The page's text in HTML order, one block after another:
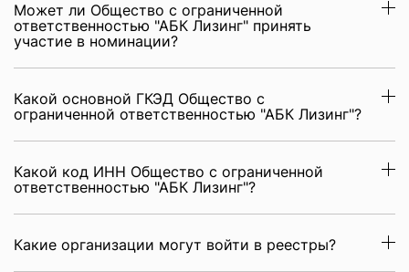
Может ли Общество с ограниченной
ответственностью "АБК Лизинг" принять
участие в номинации?
Какой основной ГКЭД Общество с
ограниченной ответственностью "АБК Лизинг"?
Какой код ИНН Общество с ограниченной
ответственностью "АБК Лизинг"?
Какие организации могут войти в реестры?